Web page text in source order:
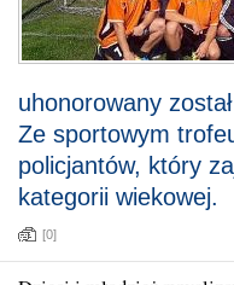
uhonorowany
Ze sportowym
policjantów, który
kategorii wiekowej.
[0]